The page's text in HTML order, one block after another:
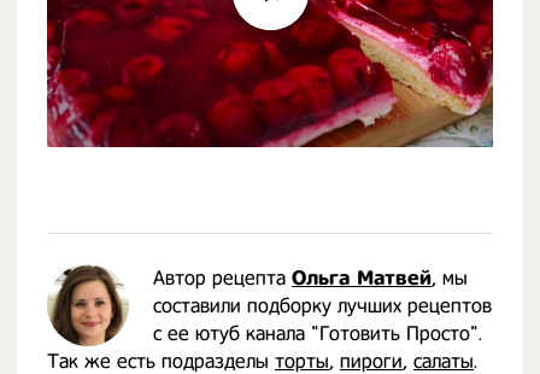
Автор рецепта Ольга Матвей, мы
составили подборку лучших рецептов
с ее ютуб канала "Готовить Просто".
Так же есть подразделы торты, пироги, салаты.